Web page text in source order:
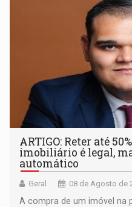
ARTIGO: Reter até
imobiliário é legal,
automático
Geral 08 de Agosto de
A compra de um imóvel na